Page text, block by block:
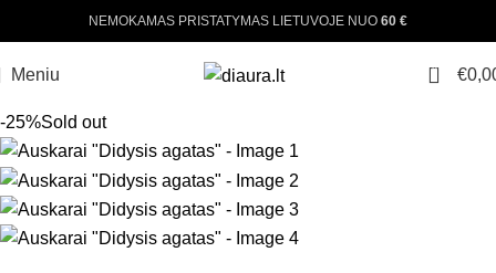
NEMOKAMAS PRISTATYMAS LIETUVOJE NUO 60 €
Meniu 0 €
-25%Sold out